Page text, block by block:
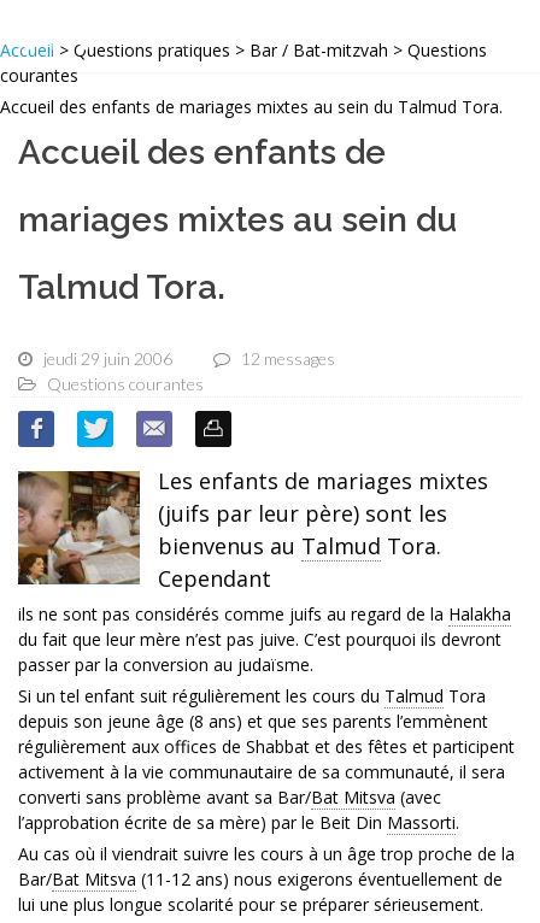
Accueil > Questions pratiques > Bar / Bat-mitzvah > Questions
courantes
Accueil des enfants de mariages mixtes au sein du Talmud Tora.
Accueil des enfants de
mariages mixtes au sein du
Talmud Tora.
jeudi 29 juin 2006
12 messages
Questions courantes
Les enfants de mariages mixtes
(juifs par leur père) sont les
bienvenus au Talmud Tora.
Cependant
ils ne sont pas considérés comme juifs au regard de la Halakha
du fait que leur mère n’est pas juive. C’est pourquoi ils devront
passer par la conversion au judaïsme.
Si un tel enfant suit régulièrement les cours du Talmud Tora
depuis son jeune âge (8 ans) et que ses parents l’emmènent
régulièrement aux offices de Shabbat et des fêtes et participent
activement à la vie communautaire de sa communauté, il sera
converti sans problème avant sa Bar/Bat Mitsva (avec
l’approbation écrite de sa mère) par le Beit Din Massorti.
Au cas où il viendrait suivre les cours à un âge trop proche de la
Bar/Bat Mitsva (11-12 ans) nous exigerons éventuellement de
lui une plus longue scolarité pour se préparer sérieusement.